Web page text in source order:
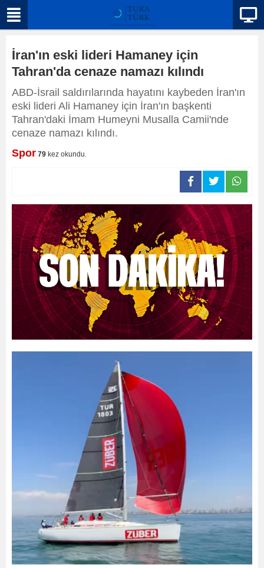
İran'ın eski lideri Hamaney için
Tahran'da cenaze namazı kılındı
ABD-İsrail saldırılarında hayatını kaybeden İran'ın
eski lideri Ali Hamaney için İran'ın başkenti
Tahran'daki İmam Humeyni Musalla Camii'nde
cenaze namazı kılındı.
Spor 79 kez okundu.